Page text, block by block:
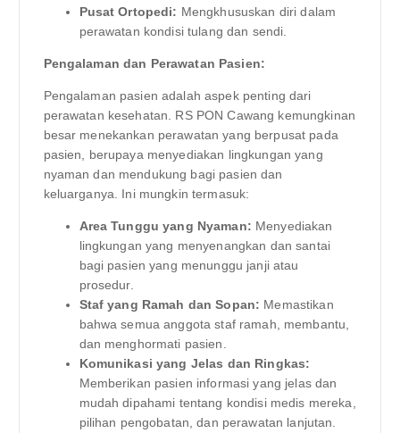
Pusat Ortopedi: Mengkhususkan diri dalam
perawatan kondisi tulang dan sendi.
Pengalaman dan Perawatan Pasien:
Pengalaman pasien adalah aspek penting dari
perawatan kesehatan. RS PON Cawang kemungkinan
besar menekankan perawatan yang berpusat pada
pasien, berupaya menyediakan lingkungan yang
nyaman dan mendukung bagi pasien dan
keluarganya. Ini mungkin termasuk:
Area Tunggu yang Nyaman: Menyediakan
lingkungan yang menyenangkan dan santai
bagi pasien yang menunggu janji atau
prosedur.
Staf yang Ramah dan Sopan: Memastikan
bahwa semua anggota staf ramah, membantu,
dan menghormati pasien.
Komunikasi yang Jelas dan Ringkas:
Memberikan pasien informasi yang jelas dan
mudah dipahami tentang kondisi medis mereka,
pilihan pengobatan, dan perawatan lanjutan.